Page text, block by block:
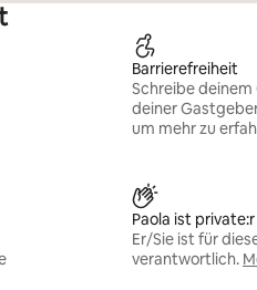
Barrierefreiheit
Schreibe
deiner
um mehr zu
Paola ist
Er/Sie ist für
verantwortlich.